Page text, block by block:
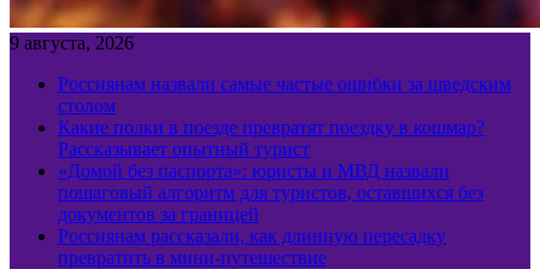
9 августа, 2026
Россиянам назвали самые частые ошибки за шведским
столом
Какие полки в поезде превратят поездку в кошмар?
Рассказывает опытный турист
«Домой без паспорта»: юристы и МВД назвали
пошаговый алгоритм для туристов, оставшихся без
документов за границей
Россиянам рассказали, как длинную пересадку
превратить в мини-путешествие